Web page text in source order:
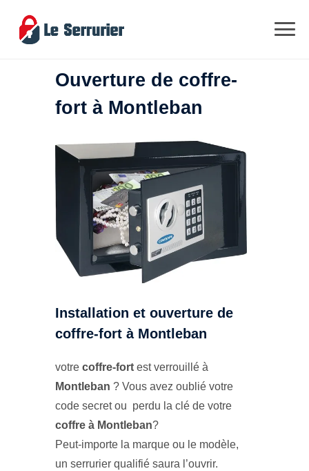
Ouverture de coffre-
fort à Montleban
Installation et ouverture de
coffre-fort à Montleban
votre coffre-fort est verrouillé à
Montleban ? Vous avez oublié votre
code secret ou perdu la clé de votre
coffre à Montleban?
Peut-importe la marque ou le modèle,
un serrurier qualifié saura l’ouvrir.